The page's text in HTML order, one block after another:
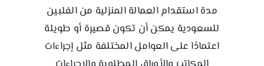
مدة استقدام العمالة المنزلية من الفلبين
للسعودية يمكن أن تكون قصيرة أو طويلة
اعتمادًا على العوامل المختلفة مثل إجراءات